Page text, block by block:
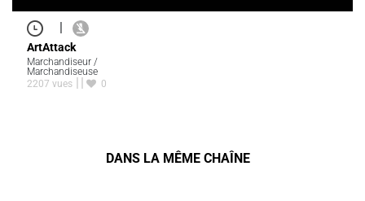
|
ArtAttack
Marchandiseur /
Marchandiseuse
2207 vues
0
DANS LA MÊME CHAÎNE